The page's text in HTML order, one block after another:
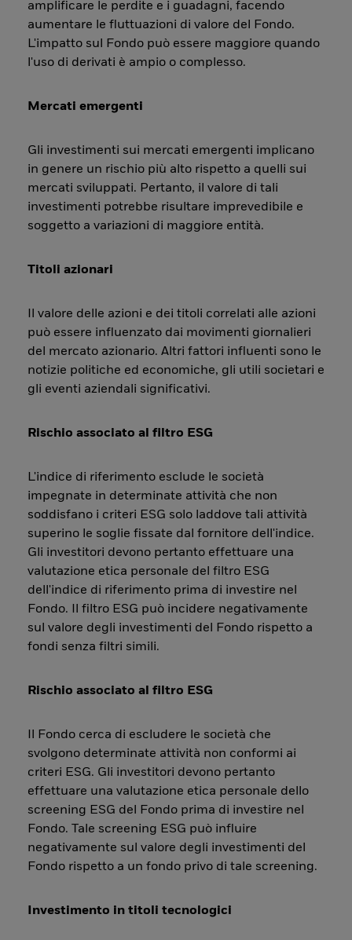
amplificare le perdite e i guadagni, facendo
aumentare le fluttuazioni di valore del Fondo.
L'impatto sul Fondo può essere maggiore quando
l'uso di derivati è ampio o complesso.
Mercati emergenti
Gli investimenti sui mercati emergenti implicano
in genere un rischio più alto rispetto a quelli sui
mercati sviluppati. Pertanto, il valore di tali
investimenti potrebbe risultare imprevedibile e
soggetto a variazioni di maggiore entità.
Titoli azionari
Il valore delle azioni e dei titoli correlati alle azioni
può essere influenzato dai movimenti giornalieri
del mercato azionario. Altri fattori influenti sono le
notizie politiche ed economiche, gli utili societari e
gli eventi aziendali significativi.
Rischio associato al filtro ESG
L'indice di riferimento esclude le società
impegnate in determinate attività che non
soddisfano i criteri ESG solo laddove tali attività
superino le soglie fissate dal fornitore dell'indice.
Gli investitori devono pertanto effettuare una
valutazione etica personale del filtro ESG
dell'indice di riferimento prima di investire nel
Fondo. Il filtro ESG può incidere negativamente
sul valore degli investimenti del Fondo rispetto a
fondi senza filtri simili.
Rischio associato al filtro ESG
Il Fondo cerca di escludere le società che
svolgono determinate attività non conformi ai
criteri ESG. Gli investitori devono pertanto
effettuare una valutazione etica personale dello
screening ESG del Fondo prima di investire nel
Fondo. Tale screening ESG può influire
negativamente sul valore degli investimenti del
Fondo rispetto a un fondo privo di tale screening.
Investimento in titoli tecnologici